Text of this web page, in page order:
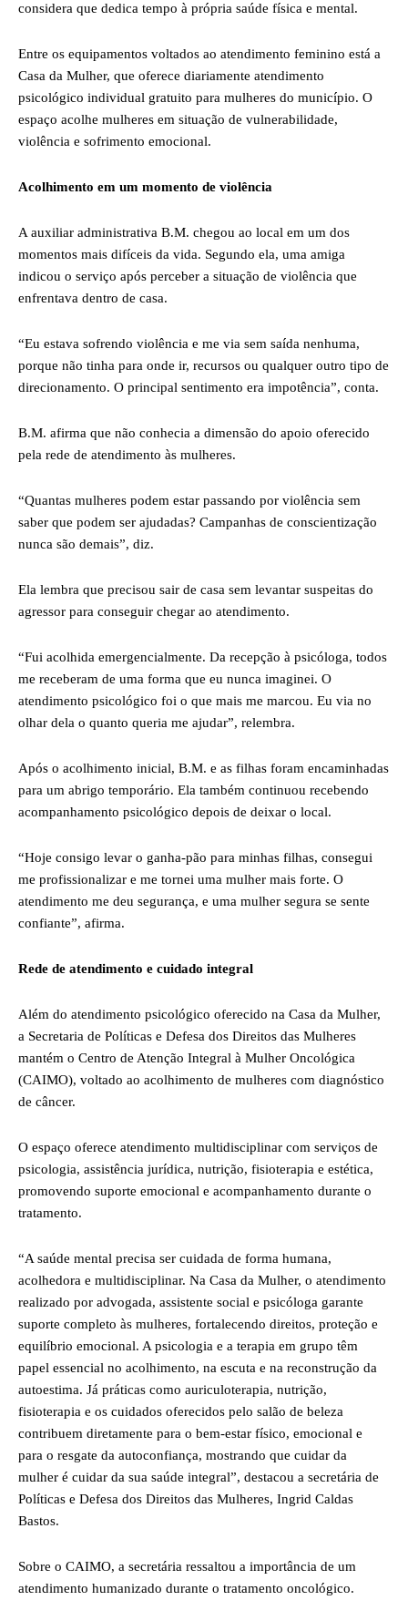
considera que dedica tempo à própria saúde física e mental.
Entre os equipamentos voltados ao atendimento feminino está a
Casa da Mulher, que oferece diariamente atendimento
psicológico individual gratuito para mulheres do município. O
espaço acolhe mulheres em situação de vulnerabilidade,
violência e sofrimento emocional.
Acolhimento em um momento de violência
A auxiliar administrativa B.M. chegou ao local em um dos
momentos mais difíceis da vida. Segundo ela, uma amiga
indicou o serviço após perceber a situação de violência que
enfrentava dentro de casa.
“Eu estava sofrendo violência e me via sem saída nenhuma,
porque não tinha para onde ir, recursos ou qualquer outro tipo de
direcionamento. O principal sentimento era impotência”, conta.
B.M. afirma que não conhecia a dimensão do apoio oferecido
pela rede de atendimento às mulheres.
“Quantas mulheres podem estar passando por violência sem
saber que podem ser ajudadas? Campanhas de conscientização
nunca são demais”, diz.
Ela lembra que precisou sair de casa sem levantar suspeitas do
agressor para conseguir chegar ao atendimento.
“Fui acolhida emergencialmente. Da recepção à psicóloga, todos
me receberam de uma forma que eu nunca imaginei. O
atendimento psicológico foi o que mais me marcou. Eu via no
olhar dela o quanto queria me ajudar”, relembra.
Após o acolhimento inicial, B.M. e as filhas foram encaminhadas
para um abrigo temporário. Ela também continuou recebendo
acompanhamento psicológico depois de deixar o local.
“Hoje consigo levar o ganha-pão para minhas filhas, consegui
me profissionalizar e me tornei uma mulher mais forte. O
atendimento me deu segurança, e uma mulher segura se sente
confiante”, afirma.
Rede de atendimento e cuidado integral
Além do atendimento psicológico oferecido na Casa da Mulher,
a Secretaria de Políticas e Defesa dos Direitos das Mulheres
mantém o Centro de Atenção Integral à Mulher Oncológica
(CAIMO), voltado ao acolhimento de mulheres com diagnóstico
de câncer.
O espaço oferece atendimento multidisciplinar com serviços de
psicologia, assistência jurídica, nutrição, fisioterapia e estética,
promovendo suporte emocional e acompanhamento durante o
tratamento.
“A saúde mental precisa ser cuidada de forma humana,
acolhedora e multidisciplinar. Na Casa da Mulher, o atendimento
realizado por advogada, assistente social e psicóloga garante
suporte completo às mulheres, fortalecendo direitos, proteção e
equilíbrio emocional. A psicologia e a terapia em grupo têm
papel essencial no acolhimento, na escuta e na reconstrução da
autoestima. Já práticas como auriculoterapia, nutrição,
fisioterapia e os cuidados oferecidos pelo salão de beleza
contribuem diretamente para o bem-estar físico, emocional e
para o resgate da autoconfiança, mostrando que cuidar da
mulher é cuidar da sua saúde integral”, destacou a secretária de
Políticas e Defesa dos Direitos das Mulheres, Ingrid Caldas
Bastos.
Sobre o CAIMO, a secretária ressaltou a importância de um
atendimento humanizado durante o tratamento oncológico.